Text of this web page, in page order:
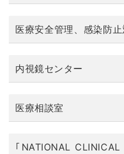
医療安全管理、感染防
内視鏡センター
医療相談室
｢NATIONAL CLINICAL